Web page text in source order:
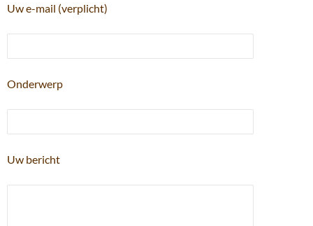
Uw e-mail (verplicht)
Onderwerp
Uw bericht